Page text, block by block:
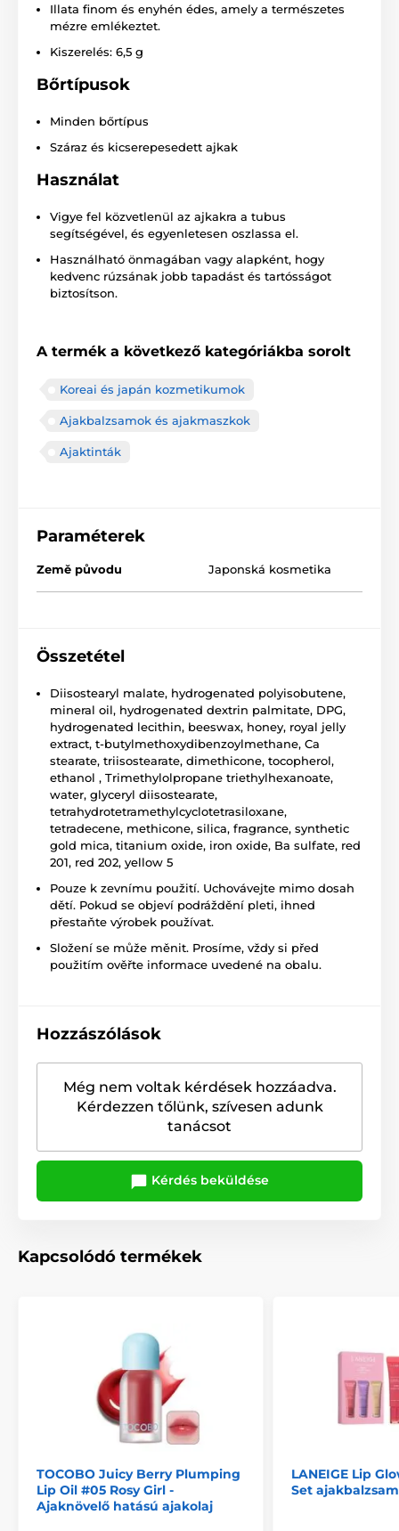
Illata finom és enyhén édes, amely a természetes
mézre emlékeztet.
Kiszerelés: 6,5 g
Bőrtípusok
Minden bőrtípus
Száraz és kicserepesedett ajkak
Használat
Vigye fel közvetlenül az ajkakra a tubus
segítségével, és egyenletesen oszlassa el.
Használható önmagában vagy alapként, hogy
kedvenc rúzsának jobb tapadást és tartósságot
biztosítson.
A termék a következő kategóriákba sorolt
Koreai és japán kozmetikumok
Ajakbalzsamok és ajakmaszkok
Ajaktinták
Paraméterek
Země původu Japonská kosmetika
Összetétel
Diisostearyl malate, hydrogenated polyisobutene,
mineral oil, hydrogenated dextrin palmitate, DPG,
hydrogenated lecithin, beeswax, honey, royal jelly
extract, t-butylmethoxydibenzoylmethane, Ca
stearate, triisostearate, dimethicone, tocopherol,
ethanol , Trimethylolpropane triethylhexanoate,
water, glyceryl diisostearate,
tetrahydrotetramethylcyclotetrasiloxane,
tetradecene, methicone, silica, fragrance, synthetic
gold mica, titanium oxide, iron oxide, Ba sulfate, red
201, red 202, yellow 5
Pouze k zevnímu použití. Uchovávejte mimo dosah
dětí. Pokud se objeví podráždění pleti, ihned
přestaňte výrobek používat.
Složení se může měnit. Prosíme, vždy si před
použitím ověřte informace uvedené na obalu.
Hozzászólások
Még nem voltak kérdések hozzáadva.
Kérdezzen tőlünk, szívesen adunk
tanácsot
Kérdés beküldése
Kapcsolódó termékek
TOCOBO Juicy Berry Plumping
Lip Oil #05 Rosy Girl -
Ajaknövelő hatású ajakolaj
LANEIGE Lip
Set